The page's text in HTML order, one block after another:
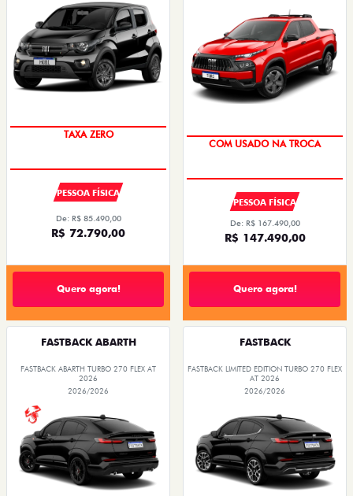
PREÇO IMPERDÍVEL
PESSOA FÍSICA
De: R$ 85.490,00
R$ 72.790,00
Quero agora!
OPORTUNIDADE
PESSOA FÍSICA
De: R$ 167.490,00
R$ 147.490,00
Quero agora!
FASTBACK ABARTH
FASTBACK ABARTH TURBO 270 FLEX AT
2026
2026/2026
FASTBACK
FASTBACK LIMITED EDITION TURBO 270 FLEX
AT 2026
2026/2026